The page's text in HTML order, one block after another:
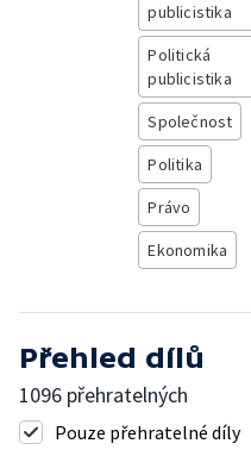
publicistika
Politická
publicistika
Společnost
Politika
Právo
Ekonomika
Přehled dílů
1096 přehratelných
Pouze přehratelné díly